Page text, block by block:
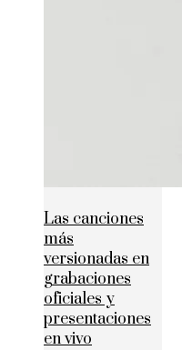
Las canciones
más
versionadas en
grabaciones
oficiales y
presentaciones
en vivo